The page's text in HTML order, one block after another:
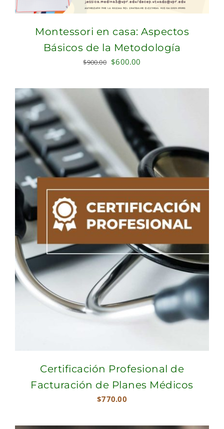
Montessori en casa: Aspectos
Básicos de la Metodología
$900.00 Original
was:
$900.00.
$600.00
is:
Certificación Profesional de
Facturación de Planes Médicos
$770.00